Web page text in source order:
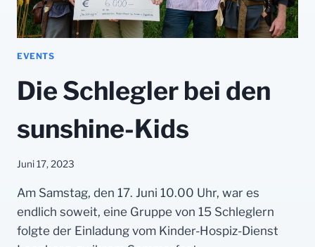
EVENTS
Die Schlegler bei den
sunshine-Kids
Juni 17, 2023
Am Samstag, den 17. Juni 10.00 Uhr, war es
endlich soweit, eine Gruppe von 15 Schleglern
folgte der Einladung vom Kinder-Hospiz-Dienst